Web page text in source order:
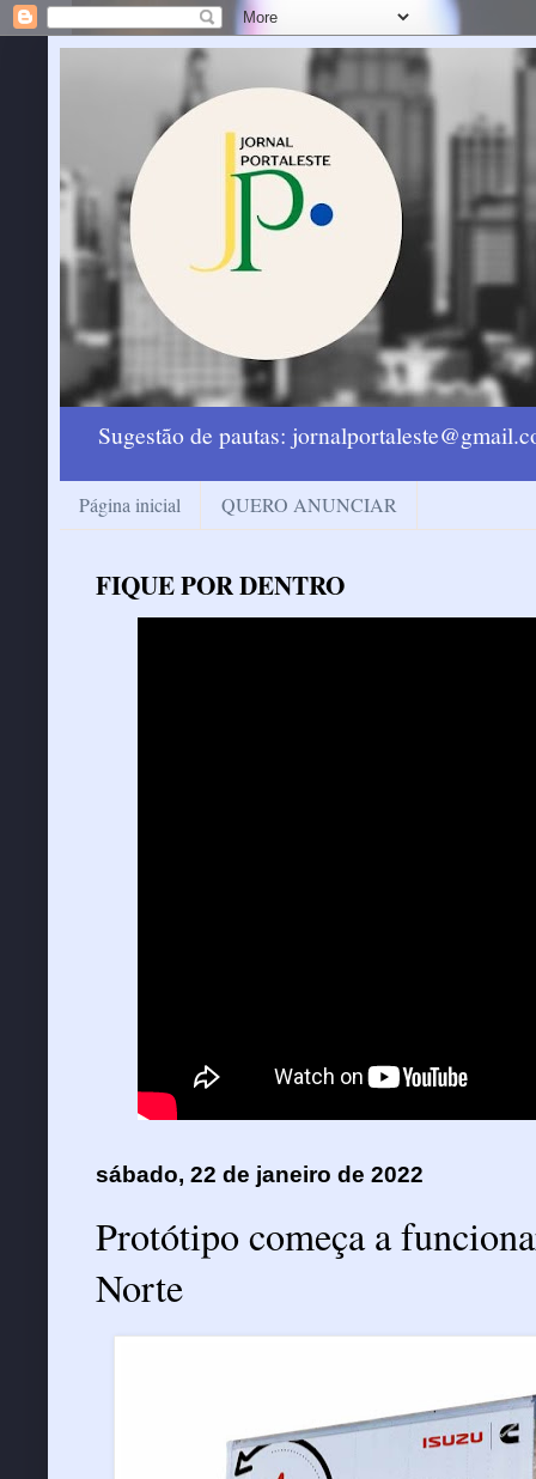
Sugestão de pautas:
Página inicial QUERO ANUNCIAR
FIQUE POR DENTRO
sábado, 22 de janeiro de 2022
Protótipo começa a
Norte